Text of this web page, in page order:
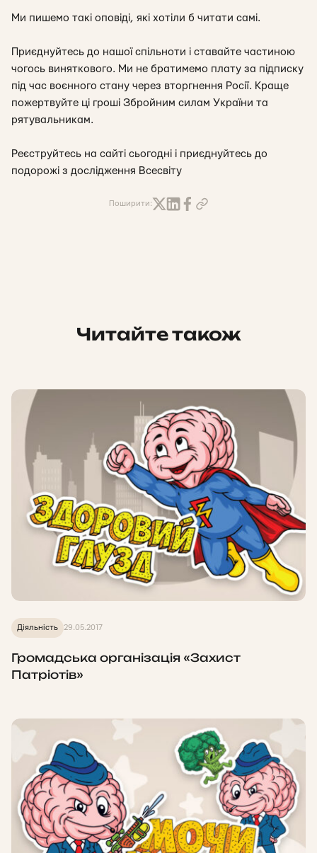
Ми пишемо такі оповіді, які хотіли б читати самі.
Приєднуйтесь до нашої спільноти і ставайте частиною
чогось виняткового. Ми не братимемо плату за підписку
під час воєнного стану через вторгнення Росії. Краще
пожертвуйте ці гроші Збройним силам України та
рятувальникам.
Реєструйтесь на сайті сьогодні і приєднуйтесь до
подорожі з дослідження Всесвіту
Поширити:
Читайте також
Діяльність 29.05.2017
Громадська організація «Захист
Патріотів»